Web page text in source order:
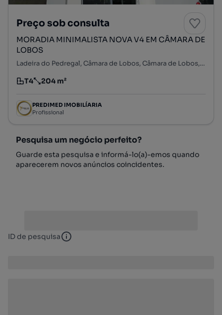
Preço sob consulta
MORADIA MINIMALISTA NOVA V4 EM CÂMARA DE
LOBOS
Ladeira do Pedregal, Câmara de Lobos, Câmara de Lobos, Ilha da Madeira
Tipologia
T4
Preço por metro quadrado
204 m²
PREDIMED IMOBILÍARIA
Profissional
Pesquisa um negócio perfeito?
Guarde esta pesquisa e informá-lo(a)-emos quando
aparecerem novos anúncios coincidentes.
ID de pesquisa ID de pesquisa